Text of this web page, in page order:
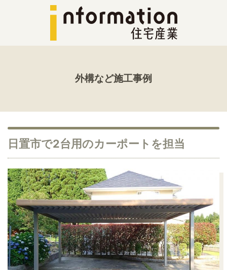
外構など施工事例
日置市で2台用のカーポートを担当